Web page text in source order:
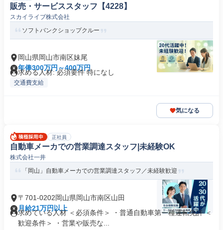
販売・サービススタッフ【4228】
スカイライブ株式会社
ソフトバンクショップクルー
岡山県岡山市南区妹尾
年俸300万円～400万円
求める人材: 必須要件 特になし
交通費支給
気になる
正社員
自動車メーカでの営業調達スタッフ|未経験OK
株式会社一井
「岡山」自動車メーカでの営業調達スタッフ／未経験歓迎
〒701-0202岡山県岡山市南区山田
月給21万円以上
求めている人材 ＜必須条件＞ ・普通自動車第一種運転免許 ＜
歓迎条件＞ ・営業や販売な...